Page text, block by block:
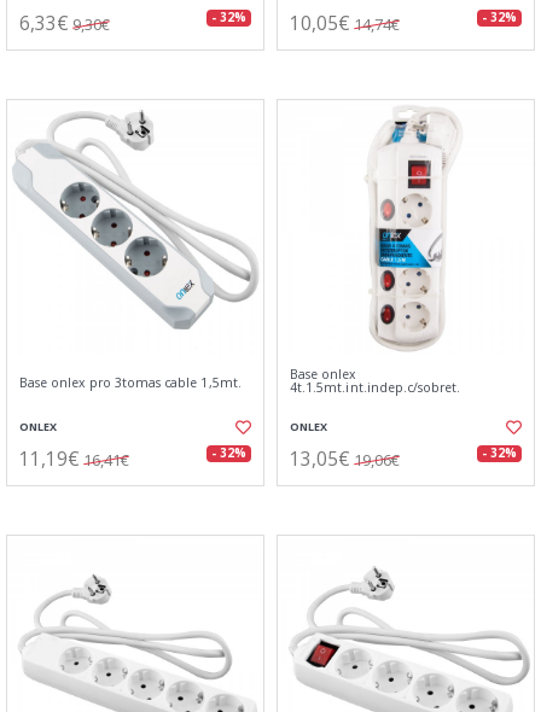
6,33€ 9,30€ - 32% 10,05€ 14,74€ - 32%
Base onlex pro 3tomas cable 1,5mt.
ONLEX
11,19€ 16,41€ - 32%
Base onlex
4t.1.5mt.int.indep.c/sobret.
ONLEX
13,05€ 19,06€ - 32%